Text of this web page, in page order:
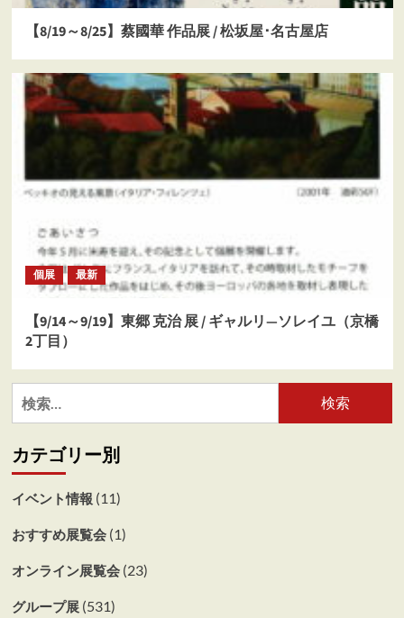
【8/19～8/25】蔡國華 作品展 / 松坂屋･名古屋店
個展 最新
【9/14～9/19】東郷 克治 展 / ギャルリ―ソレイユ（京橋
2丁目）
検
索:
カテゴリー別
イベント情報 (11)
おすすめ展覧会(1)
オンライン展覧会(23)
グループ展(531)